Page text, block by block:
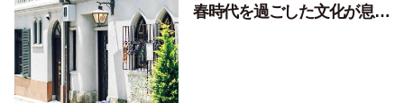
春時代を過ごした文化が息づ